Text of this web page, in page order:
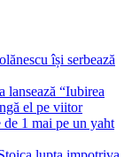
își serbează
lansează “Iubirea
el pe viitor
de 1 mai pe un yaht